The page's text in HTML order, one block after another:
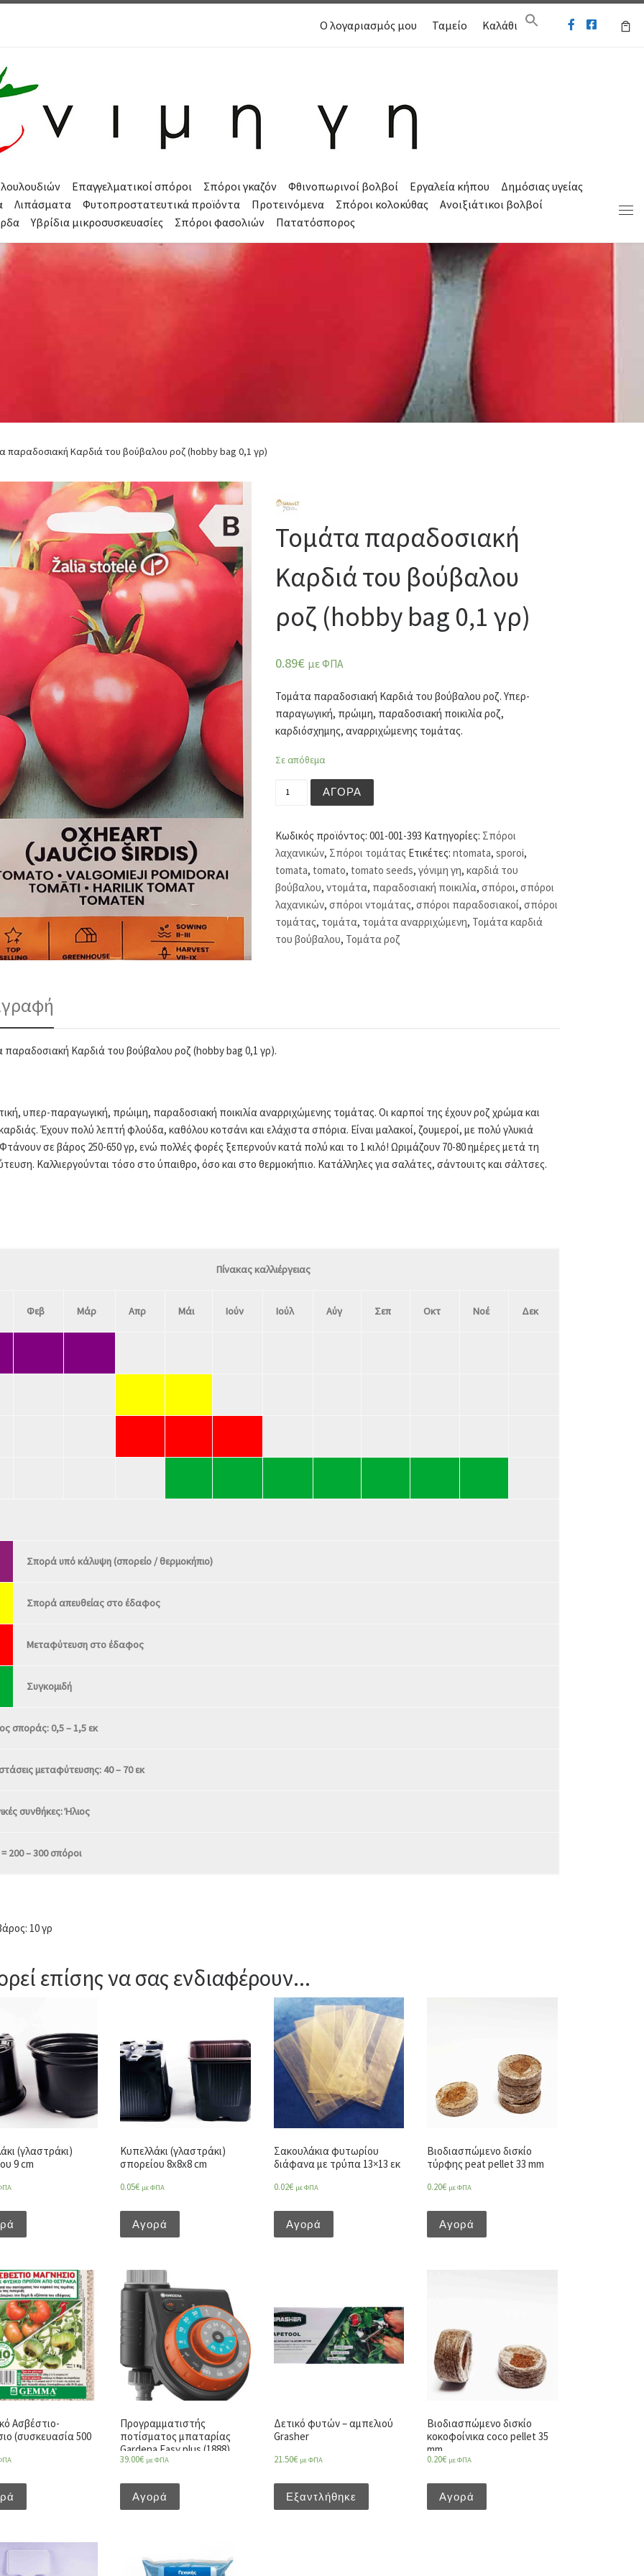
Ο λογαριασμός μου Ταμείο Καλάθι
Επαγγελματικοί σπόροι Σπόροι γκαζόν Φθινοπωρινοί βολβοί Εργαλεία κήπου
Δημόσιας υγείας
Λιπάσματα Φυτοπροστατευτικά προϊόντα Προτεινόμενα Σπόροι κολοκύθας
Ανοιξιάτικοι βολβοί
Υβρίδια μικροσυσκευασίες Σπόροι φασολιών Πατατόσπορος
παραδοσιακή Καρδιά του βούβαλου ροζ (hobby bag 0,1 γρ)
Τομάτα παραδοσιακή
Καρδιά του βούβαλου
ροζ (hobby bag 0,1 γρ)
0.89€ με ΦΠΑ
Τομάτα παραδοσιακή Καρδιά του βούβαλου ροζ. Υπερ-
παραγωγική, πρώιμη, παραδοσιακή ποικιλία ροζ,
καρδιόσχημης, αναρριχώμενης τομάτας.
Σε απόθεμα
Τομάτα παραδοσιακή Καρδιά του βούβαλου ροζ (hobby bag 0,1 γρ)
ΑΓΟΡΆ
Κωδικός προϊόντος: 001-001-393 Κατηγορίες: Σπόροι
λαχανικών, Σπόροι τομάτας Ετικέτες: ntomata, sporoi,
tomata, tomato, tomato seeds, γόνιμη γη, καρδιά του
βούβαλου, ντομάτα, παραδοσιακή ποικιλία, σπόροι, σπόροι
λαχανικών, σπόροι ντομάτας, σπόροι παραδοσιακοί, σπόροι
τομάτας, τομάτα, τομάτα αναρριχώμενη, Τομάτα καρδιά
του βούβαλου, Τομάτα ροζ
παραδοσιακή Καρδιά του βούβαλου ροζ (hobby bag 0,1 γρ).
υπερ-παραγωγική, πρώιμη, παραδοσιακή ποικιλία αναρριχώμενης τομάτας. Οι καρποί της έχουν ροζ χρώμα και
Έχουν πολύ λεπτή φλούδα, καθόλου κοτσάνι και ελάχιστα σπόρια. Είναι μαλακοί, ζουμεροί, με πολύ γλυκιά
σε βάρος 250-650 γρ, ενώ πολλές φορές ξεπερνούν κατά πολύ και το 1 κιλό! Ωριμάζουν 70-80 ημέρες μετά τη
Καλλιεργούνται τόσο στο ύπαιθρο, όσο και στο θερμοκήπιο. Κατάλληλες για σαλάτες, σάντουιτς και σάλτσες.
Πίνακας καλλιέργειας
Φεβ Μάρ Απρ Μάι Ιούν Ιούλ Αύγ Σεπ Οκτ Νοέ Δεκ
Σπορά υπό κάλυψη (σπορείο / θερμοκήπιο)
Σπορά απευθείας στο έδαφος
Μεταφύτευση στο έδαφος
Συγκομιδή
σποράς: 0,5 – 1,5 εκ
μεταφύτευσης: 40 – 70 εκ
συνθήκες: Ήλιος
200 – 300 σπόροι
10 γρ
επίσης να σας ενδιαφέρουν...
(γλαστράκι)
9 cm
Κυπελλάκι (γλαστράκι)
σπορείου 8x8x8 cm
0.05€ με ΦΠΑ
Αγορά
Σακουλάκια φυτωρίου
διάφανα με τρύπα 13×13 εκ
0.02€ με ΦΠΑ
Αγορά
Βιοδιασπώμενο δισκίο
τύρφης peat pellet 33 mm
0.20€ με ΦΠΑ
Αγορά
Ασβέστιο-
(συσκευασία 500
Προγραμματιστής
ποτίσματος μπαταρίας
Gardena Easy plus (1888)
39.00€ με ΦΠΑ
Αγορά
Δετικό φυτών – αμπελιού
Grasher
21.50€ με ΦΠΑ
Εξαντλήθηκε
Βιοδιασπώμενο δισκίο
κοκοφοίνικα coco pellet 35
mm
0.20€ με ΦΠΑ
Αγορά